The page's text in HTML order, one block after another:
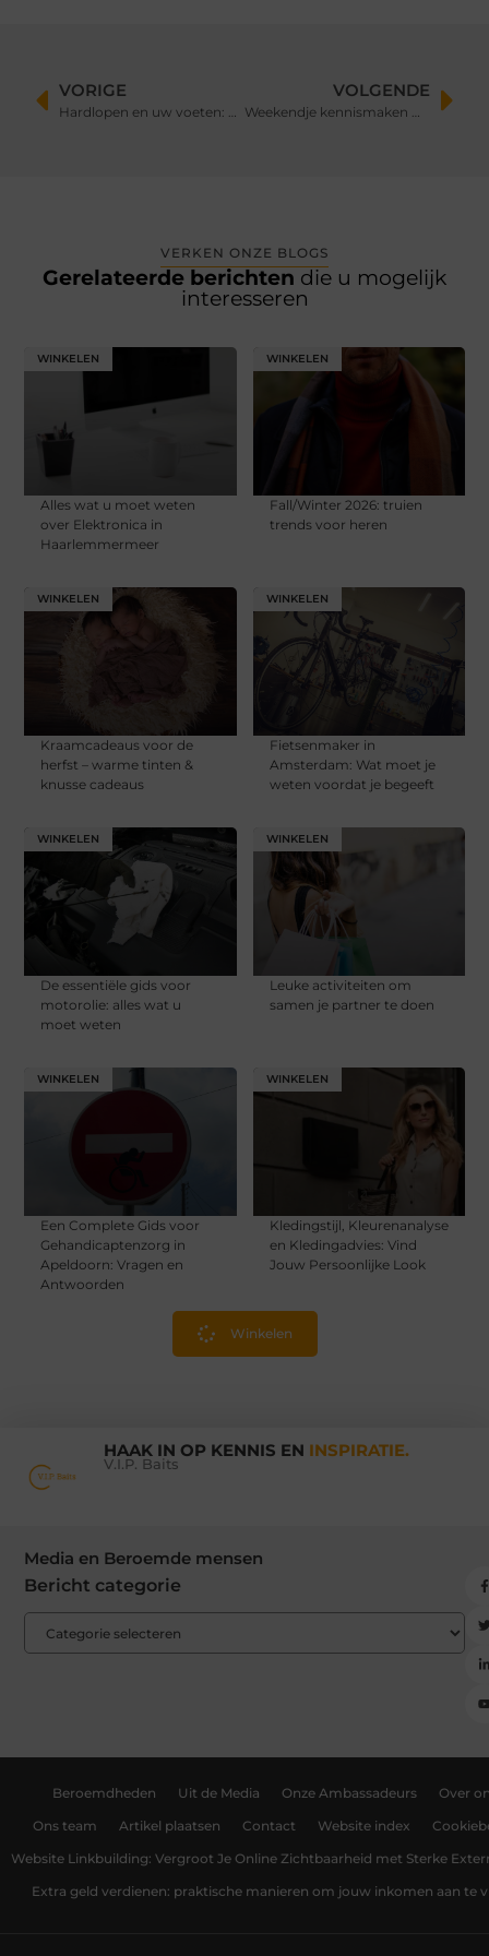
VORIGE
Hardlopen en uw voeten: podotherapie in Breda als oplossing
VOLGENDE
Weekendje kennismaken met gramsbergen met je hond
VERKEN ONZE BLOGS
Gerelateerde berichten die u mogelijk
interesseren
WINKELEN
Alles wat u moet weten
over Elektronica in
Haarlemmermeer
WINKELEN
Fall/Winter 2026: truien
trends voor heren
WINKELEN
Kraamcadeaus voor de
herfst – warme tinten &
knusse cadeaus
WINKELEN
Fietsenmaker in
Amsterdam: Wat moet je
weten voordat je begeeft
WINKELEN
De essentiële gids voor
motorolie: alles wat u
moet weten
WINKELEN
Leuke activiteiten om
samen je partner te doen
WINKELEN
Een Complete Gids voor
Gehandicaptenzorg in
Apeldoorn: Vragen en
Antwoorden
WINKELEN
Kledingstijl, Kleurenanalyse
en Kledingadvies: Vind
Jouw Persoonlijke Look
Winkelen
HAAK IN OP KENNIS EN INSPIRATIE.
V.I.P. Baits
Media en Beroemde mensen
Bericht categorie
Beroemdheden Uit de Media Onze Ambassadeurs Over
Ons team Artikel plaatsen Contact Website index
Website Linkbuilding: Vergroot Je Online Zichtbaarheid met Sterke
Extra geld verdienen: praktische manieren om jouw inkomen aan te